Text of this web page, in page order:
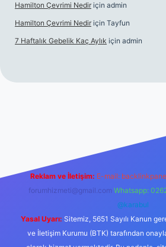
Hamilton Çevrimi Nedir için admin
Hamilton Çevrimi Nedir için Tayfun
7 Haftalık Gebelik Kaç Aylık için admin
Reklam ve İletişim: E-mail:
forumhizmeti@gmail.com Whatsapp:
@karabul
Yasal Uyarı: Sitemiz, 5651 Sayılı Kanun
ve İletişim Kurumu (BTK) tarafından